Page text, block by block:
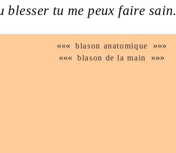
blesser tu me peux faire sain.
««« blason anatomique
»»»
««« blason de la main »»»